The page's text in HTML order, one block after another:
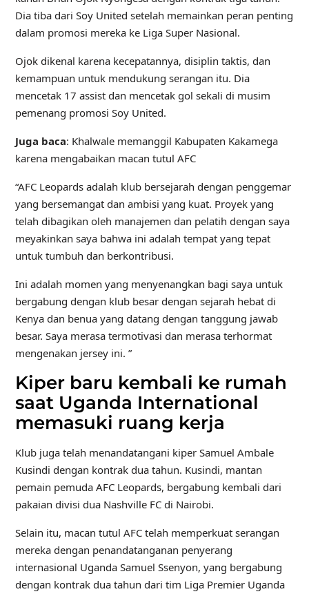
Dia tiba dari Soy United setelah memainkan peran penting
dalam promosi mereka ke Liga Super Nasional.
Ojok dikenal karena kecepatannya, disiplin taktis, dan
kemampuan untuk mendukung serangan itu. Dia
mencetak 17 assist dan mencetak gol sekali di musim
pemenang promosi Soy United.
Juga baca: Khalwale memanggil Kabupaten Kakamega
karena mengabaikan macan tutul AFC
“AFC Leopards adalah klub bersejarah dengan penggemar
yang bersemangat dan ambisi yang kuat. Proyek yang
telah dibagikan oleh manajemen dan pelatih dengan saya
meyakinkan saya bahwa ini adalah tempat yang tepat
untuk tumbuh dan berkontribusi.
Ini adalah momen yang menyenangkan bagi saya untuk
bergabung dengan klub besar dengan sejarah hebat di
Kenya dan benua yang datang dengan tanggung jawab
besar. Saya merasa termotivasi dan merasa terhormat
mengenakan jersey ini. ”
Kiper baru kembali ke rumah
saat Uganda International
memasuki ruang kerja
Klub juga telah menandatangani kiper Samuel Ambale
Kusindi dengan kontrak dua tahun. Kusindi, mantan
pemain pemuda AFC Leopards, bergabung kembali dari
pakaian divisi dua Nashville FC di Nairobi.
Selain itu, macan tutul AFC telah memperkuat serangan
mereka dengan penandatanganan penyerang
internasional Uganda Samuel Ssenyon, yang bergabung
dengan kontrak dua tahun dari tim Liga Premier Uganda